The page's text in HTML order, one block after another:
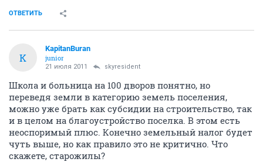
ОТВЕТИТЬ
K
KapitanBuran
junior
21 июля 2011 skyresident
Школа и больница на 100 дворов понятно, но
переведя земли в категорию земель поселения,
можно уже брать как субсидии на строительство, так
и в целом на благоустройство поселка. В этом есть
неоспоримый плюс. Конечно земельный налог будет
чуть выше, но как правило это не критично. Что
скажете, старожилы?